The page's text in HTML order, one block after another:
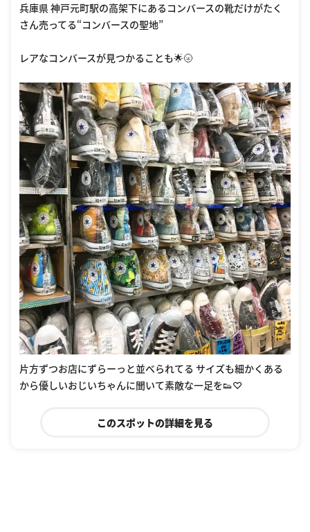
兵庫県 神戸元町駅の高架下にあるコンバースの靴だけがたく
さん売ってる“コンバースの聖地”
レアなコンバースが見つかることも🌟🌝
片方ずつお店にずらーっと並べられてる サイズも細かくある
から優しいおじいちゃんに聞いて素敵な一足を👟♡
このスポットの詳細を見る